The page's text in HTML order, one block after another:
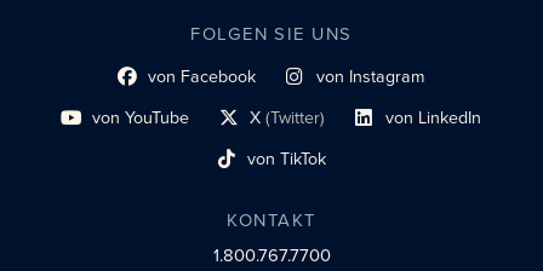
FOLGEN SIE UNS
Link zum sozialen Profil
von Facebook Link zum sozialen Profil
von Instagram
Link zum sozialen Profil
von YouTube X(Twitter)
Social-Profil-Link Link zum sozialen Profil
von LinkedIn
Link zum sozialen Profil
von TikTok
KONTAKT
1.800.767.7700